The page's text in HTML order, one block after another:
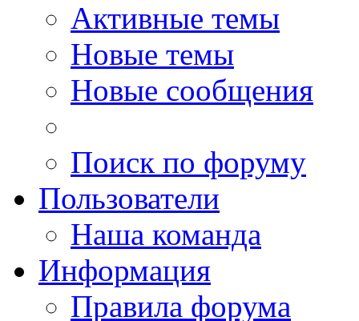
Активные темы
Новые темы
Новые сообщения
Поиск по форуму
Пользователи
Наша команда
Информация
Правила форума